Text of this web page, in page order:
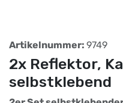
Artikelnummer: 9749
2x Reflektor,
selbstklebend